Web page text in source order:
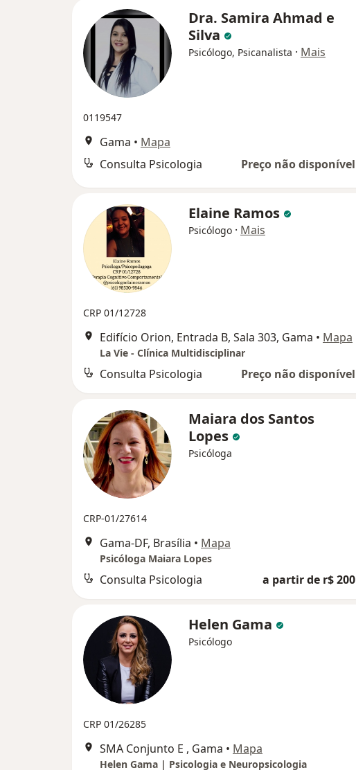
Dra. Samira Ahmad e
Silva
Psicólogo, Psicanalista · Mais
0119547
Gama • Mapa
Consulta Psicologia
Preço não disponível
Elaine Ramos
Psicólogo · Mais
CRP 01/12728
Edifício Orion, Entrada B, Sala 303, Gama • Mapa
La Vie - Clínica Multidisciplinar
Consulta Psicologia Preço não disponível
Maiara dos Santos
Lopes
Psicóloga
CRP-01/27614
Gama-DF, Brasília • Mapa
Psicóloga Maiara Lopes
Consulta Psicologia a partir de r$ 200
Helen Gama
Psicólogo
CRP 01/26285
SMA Conjunto E , Gama • Mapa
Helen Gama | Psicologia e Neuropsicologia